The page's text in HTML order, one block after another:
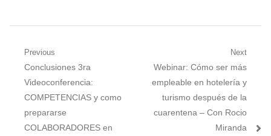
Navegación
de
entradas
Previous
Previous
post:
Conclusiones 3ra
Videoconferencia:
COMPETENCIAS y como
prepararse
COLABORADORES en
Next
Next
post:
Webinar: Cómo ser más
empleable en hotelería y
turismo después de la
cuarentena – Con Rocio
Miranda